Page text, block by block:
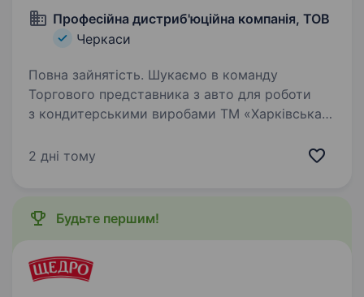
Професійна дистриб'юційна компанія, ТОВ
Черкаси
Повна зайнятість. Шукаємо в команду
Торгового представника з авто для роботи
з кондитерськими виробами ТМ «Харківська
та Драбівського району. Обов’язки:
2 дні тому
Будьте першим!